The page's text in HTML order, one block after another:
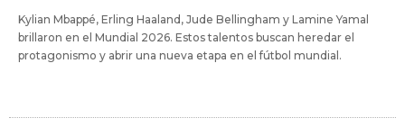
Kylian Mbappé, Erling Haaland, Jude Bellingham y Lamine Yamal
brillaron en el Mundial 2026. Estos talentos buscan heredar el
protagonismo y abrir una nueva etapa en el fútbol mundial.